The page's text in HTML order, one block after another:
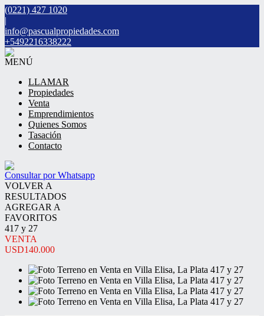
(0221) 427 1020
|
info@pascualpropiedades.com
+5492216338222
MENÚ
LLAMAR
Propiedades
Venta
Emprendimientos
Quienes Somos
Tasación
Contacto
Consultar por Whatsapp
VOLVER A
RESULTADOS
AGREGAR A
FAVORITOS
417 y 27
VENTA
USD140.000